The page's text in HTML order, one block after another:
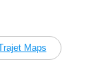
Maps